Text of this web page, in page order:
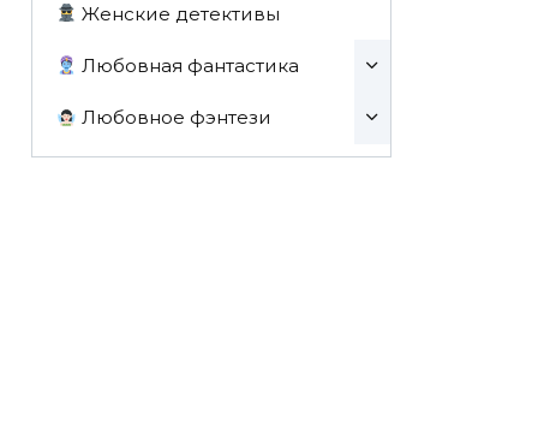
Женские детективы
Любовная фантастика
Любовное фэнтези